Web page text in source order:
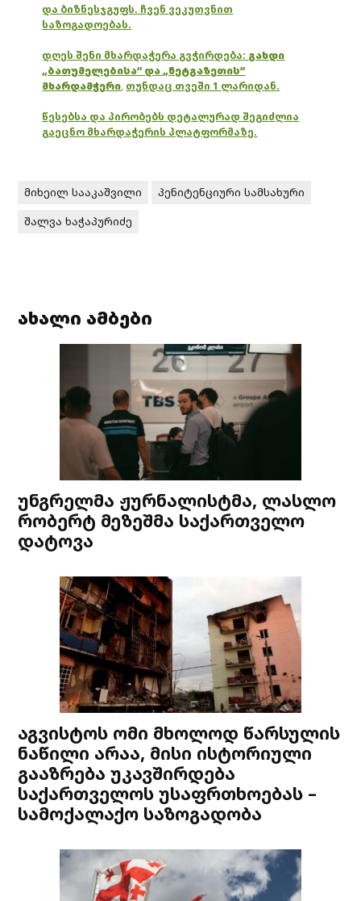
და ბიზნესჯგუფს. ჩვენ ვეკუთვნით
საზოგადოებას.
დღეს შენი მხარდაჭერა გვჭირდება: გახდი
„ბათუმელებისა“ და „ნეტგაზეთის“
მხარდამჭერი, თუნდაც თვეში 1 ლარიდან.
წესებსა და პირობებს დეტალურად შეგიძლია
გაეცნო მხარდაჭერის პლატფორმაზე.
მიხეილ სააკაშვილი
პენიტენციური სამსახური
შალვა ხაჭაპურიძე
ახალი ამბები
უნგრელმა ჟურნალისტმა, ლასლო
რობერტ მეზეშმა საქართველო
დატოვა
აგვისტოს ომი მხოლოდ წარსულის
ნაწილი არაა, მისი ისტორიული
გააზრება უკავშირდება
საქართველოს უსაფრთხოებას –
სამოქალაქო საზოგადობა